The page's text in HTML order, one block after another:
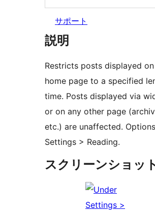
サポート
説明
Restricts posts displayed
home page to a specified
time. Posts displayed via
or on any other page
etc.) are unaffected.
Settings > Reading.
スクリーンショッ